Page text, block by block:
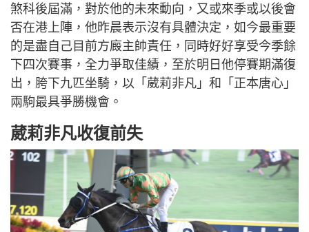
煞科後屆滿，對於他的未來動向，又或來季或以後會
否在港上陣，他昨晨表示沒有具體決定，如今最重要
的是盡自己目前方廄主帥責任，同時好好享受今季餘
下四次賽事，全力爭取佳績，至於明日他停賽期滿復
出，胯下九匹坐騎，以「葳莉非凡」和「正本唐心」
兩駒最具爭勝機會。
葳莉非凡收復前失